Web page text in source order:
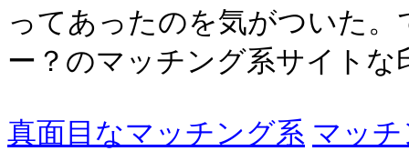
ってあったのを気がついた
ー？のマッチング系サイトな
真面目なマッチング系 マッチ